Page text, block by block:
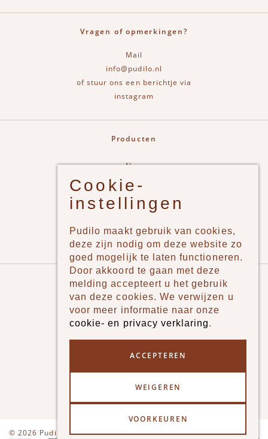
Vragen of opmerkingen?
Mail
info@pudilo.nl
of stuur ons een berichtje via
instagram
Producten
New
Jongens
Meisjes
Merken
Pudilo
Over ons
Algemene voorwaarden
Klantenservice - Ruilen & Retourneren
© 2026 Pudilo DisclaimerPrivacy
Cookie-
instellingen
Pudilo maakt gebruik van cookies,
deze zijn nodig om deze website zo
goed mogelijk te laten functioneren.
Door akkoord te gaan met deze
melding accepteert u het gebruik
van deze cookies. We verwijzen u
voor meer informatie naar onze
cookie- en privacy verklaring.
ACCEPTEREN
WEIGEREN
VOORKEUREN